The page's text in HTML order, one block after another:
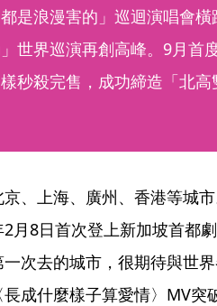
是浪漫害的」巡迴演唱會橫
世界巡演再創高峰。9月首
秒殺完售，成功締造「北高
、上海、廣州、香港等城
月8日首次登上新加坡首都
次去的城市，很期待與世
成什麼樣子算愛情〉MV突